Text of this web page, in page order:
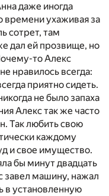
даже иногда
времени ухаживая за
сотрет, там
дал ей прозвище, но
то Алекс
нравилось всегда:
приятно сидеть.
не было запаха
Алекс так же часто
Так любить свою
каждому
и свое имущество.
бы минут двадцать
завел машину, нажал
в установленную